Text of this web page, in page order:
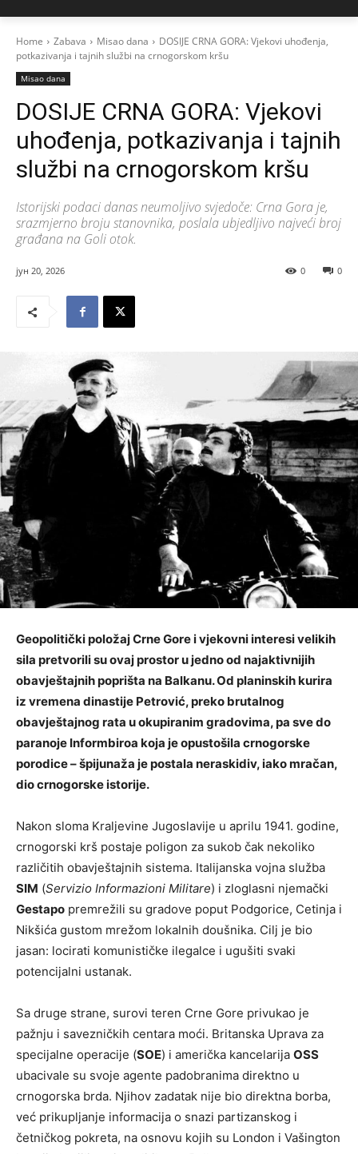
Home Zabava Misao dana
DOSIJE CRNA GORA: Vjekovi uhođenja,
potkazivanja i tajnih službi na crnogorskom kršu
Misao dana
DOSIJE CRNA GORA: Vjekovi
uhođenja, potkazivanja i tajnih
službi na crnogorskom kršu
Istorijski podaci danas neumoljivo svjedoče: Crna Gora je,
srazmjerno broju stanovnika, poslala ubjedljivo najveći broj
građana na Goli otok.
јун 20, 2026 0
0
Geopolitički položaj Crne Gore i vjekovni interesi velikih
sila pretvorili su ovaj prostor u jedno od najaktivnijih
obavještajnih poprišta na Balkanu. Od planinskih kurira
iz vremena dinastije Petrović, preko brutalnog
obavještajnog rata u okupiranim gradovima, pa sve do
paranoje Informbiroa koja je opustošila crnogorske
porodice – špijunaža je postala neraskidiv, iako mračan,
dio crnogorske istorije.
Nakon sloma Kraljevine Jugoslavije u aprilu 1941. godine,
crnogorski krš postaje poligon za sukob čak nekoliko
različitih obavještajnih sistema. Italijanska vojna služba
SIM (Servizio Informazioni Militare) i zloglasni njemački
Gestapo premrežili su gradove poput Podgorice, Cetinja i
Nikšića gustom mrežom lokalnih doušnika. Cilj je bio
jasan: locirati komunističke ilegalce i ugušiti svaki
potencijalni ustanak.
Sa druge strane, surovi teren Crne Gore privukao je
pažnju i savezničkih centara moći. Britanska Uprava za
specijalne operacije (SOE) i američka kancelarija OSS
ubacivale su svoje agente padobranima direktno u
crnogorska brda. Njihov zadatak nije bio direktna borba,
već prikupljanje informacija o snazi partizanskog i
četničkog pokreta, na osnovu kojih su London i Vašington